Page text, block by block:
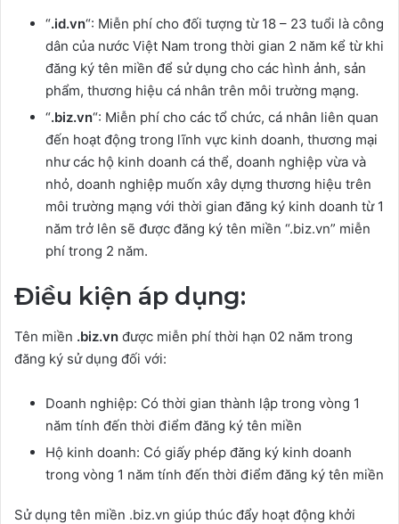
“.id.vn“: Miễn phí cho đối tượng từ 18 – 23 tuổi là công
dân của nước Việt Nam trong thời gian 2 năm kể từ khi
đăng ký tên miền để sử dụng cho các hình ảnh, sản
phẩm, thương hiệu cá nhân trên môi trường mạng.
“.biz.vn“: Miễn phí cho các tổ chức, cá nhân liên quan
đến hoạt động trong lĩnh vực kinh doanh, thương mại
như các hộ kinh doanh cá thể, doanh nghiệp vừa và
nhỏ, doanh nghiệp muốn xây dựng thương hiệu trên
môi trường mạng với thời gian đăng ký kinh doanh từ 1
năm trở lên sẽ được đăng ký tên miền “.biz.vn” miễn
phí trong 2 năm.
Điều kiện áp dụng:
Tên miền .biz.vn được miễn phí thời hạn 02 năm trong
đăng ký sử dụng đối với:
Doanh nghiệp: Có thời gian thành lập trong vòng 1
năm tính đến thời điểm đăng ký tên miền
Hộ kinh doanh: Có giấy phép đăng ký kinh doanh
trong vòng 1 năm tính đến thời điểm đăng ký tên miền
Sử dụng tên miền .biz.vn giúp thúc đẩy hoạt động khởi